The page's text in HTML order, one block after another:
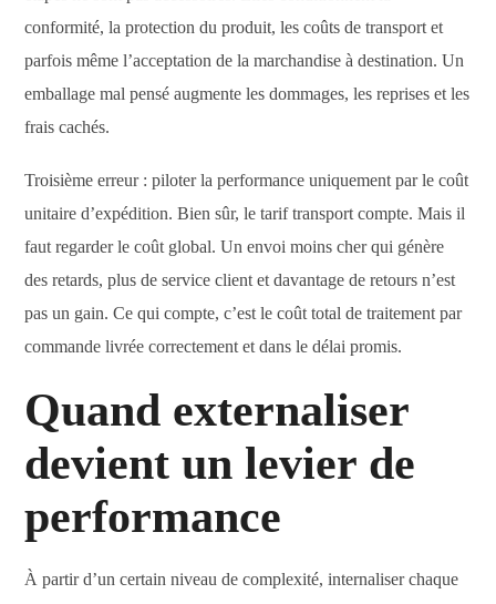
conformité, la protection du produit, les coûts de transport et
parfois même l’acceptation de la marchandise à destination. Un
emballage mal pensé augmente les dommages, les reprises et les
frais cachés.
Troisième erreur : piloter la performance uniquement par le coût
unitaire d’expédition. Bien sûr, le tarif transport compte. Mais il
faut regarder le coût global. Un envoi moins cher qui génère
des retards, plus de service client et davantage de retours n’est
pas un gain. Ce qui compte, c’est le coût total de traitement par
commande livrée correctement et dans le délai promis.
Quand externaliser
devient un levier de
performance
À partir d’un certain niveau de complexité, internaliser chaque